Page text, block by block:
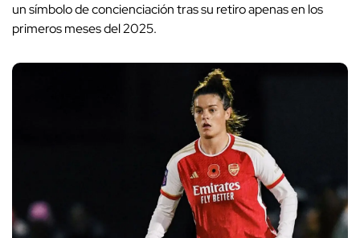
un símbolo de concienciación tras su retiro apenas en los
primeros meses del 2025.